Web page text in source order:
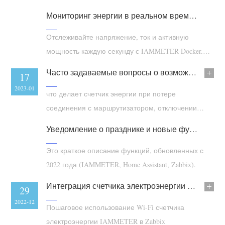
WiFi-контроллер мощности
IAMMETER Cloud Pro
Зарядное устройство EV
Симулятор IAMMETER
энергии
Монитор энергии солнечной PV-системы
Монитор потребления электроэнергии
Магазин
Ресурсы
Мониторинг энергии в реальном времени и оповещения о мощности с данными с интервалом 1 секунду
Отслеживайте напряжение, ток и активную
мощность каждую секунду с IAMMETER-Docker.
просматривайте тревоги и экспортируйте
журналы тревог.
15
2023-02
Часто задаваемые вопросы о возможных нештатных ситуациях при использовании
что делает счетчик энергии при потере
соединения с маршрутизатором, отключении
17
2023-01
Уведомление о празднике и новые функции, обновленные с 2022 года
Это краткое описание функций, обновленных с
2022 года (IAMMETER, Home Assistant, Zabbix).
17
2023-01
Интеграция счетчика электроэнергии в ZABBIX
Пошаговое использование Wi-Fi счетчика
электроэнергии IAMMETER в Zabbix
29
2022-12